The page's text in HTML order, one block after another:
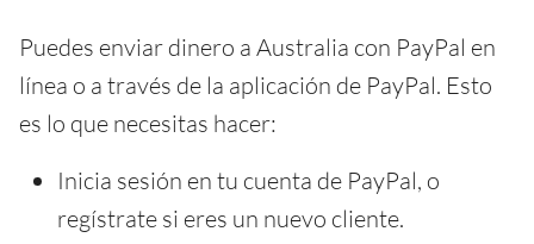
Puedes enviar dinero a Australia con PayPal en
línea o a través de la aplicación de PayPal. Esto
es lo que necesitas hacer:
Inicia sesión en tu cuenta de PayPal, o
regístrate si eres un nuevo cliente.